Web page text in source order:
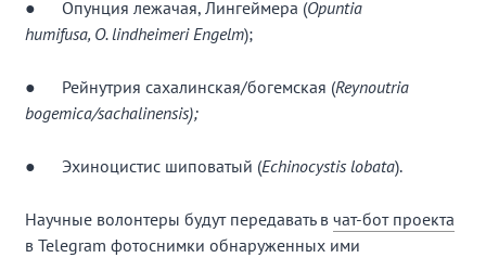
● Опунция лежачая, Лингеймера (Opuntia
humifusa, O. lindheimeri Engelm);
● Рейнутрия сахалинская/богемская (Reynoutria
bogemica/sachalinensis);
● Эхиноцистис шиповатый (Echinocystis lobata).
Научные волонтеры будут передавать в чат-бот проекта
в Telegram фотоснимки обнаруженных ими